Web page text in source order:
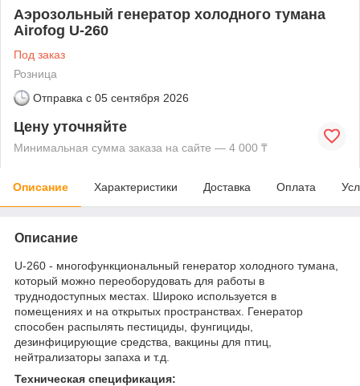
Аэрозольный генератор холодного тумана
Airofog U-260
Под заказ
Розница
Отправка с 05 сентября 2026
Цену уточняйте
Минимальная сумма заказа на сайте — 4 000 ₸
Описание Характеристики Доставка Оплата
Описание
U-260 - многофункциональный генератор холодного тумана,
который можно переоборудовать для работы в
труднодоступных местах. Широко используется в
помещениях и на открытых пространствах. Генератор
способен распылять пестициды, фунгициды,
дезинфицирующие средства, вакцины для птиц,
нейтрализаторы запаха и т.д.
Техническая спецификация: